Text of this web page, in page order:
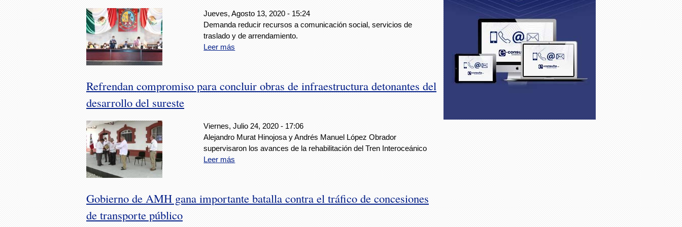
Jueves, Agosto 13, 2020 - 15:24
Demanda reducir recursos a comunicación social, servicios de
traslado y de arrendamiento.
Leer más
Refrendan compromiso para concluir obras de infraestructura detonantes del
desarrollo del sureste
Viernes, Julio 24, 2020 - 17:06
Alejandro Murat Hinojosa y Andrés Manuel López Obrador
supervisaron los avances de la rehabilitación del Tren Interoceánico
Leer más
Gobierno de AMH gana importante batalla contra el tráfico de concesiones
de transporte público